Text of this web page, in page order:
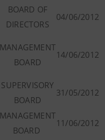
BOARD OF
DIRECTORS
04/06/2012
MANAGEMENT
BOARD
14/06/2012
SUPERVISORY
BOARD
31/05/2012
MANAGEMENT
BOARD
11/06/2012